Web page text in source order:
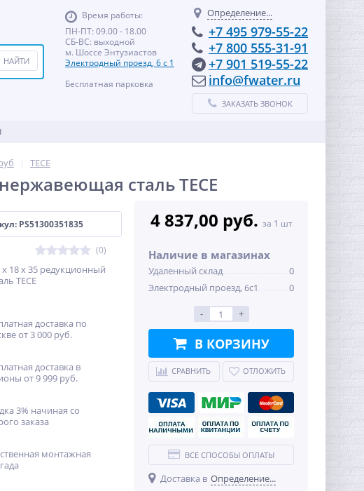
Время работы:
ПН-ПТ: 09.00 - 18.00
СБ-ВС: выходной
м. Шоссе Энтузиастов
Электродный проезд, 6 с 1
Бесплатная парковка
Определение...
+7 495 979-55-22
+7 800 555-31-91
+7 901 519-55-22
info@fwater.ru
ЗАКАЗАТЬ ЗВОНОК
TECE
сталь TECE
PS51300351835
(0)
18 х 35 редукционный
TECE
доставка по
от 3 000 руб.
доставка в
от 9 999 руб.
3% начиная со
заказа
монтажная
4 837,00 руб. за 1 шт
Наличие в магазинах
Удаленный склад
0
Электродный проезд, 6с1
0
- +
В КОРЗИНУ
СРАВНИТЬ ОТЛОЖИТЬ
ВСЕ СПОСОБЫ ОПЛАТЫ
Доставка в Определение...